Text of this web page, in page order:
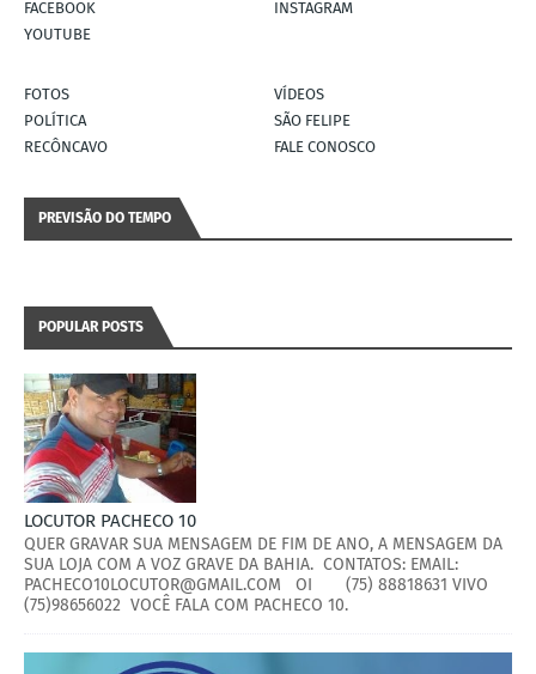
FACEBOOK
INSTAGRAM
YOUTUBE
FOTOS
VÍDEOS
POLÍTICA
SÃO FELIPE
RECÔNCAVO
FALE CONOSCO
PREVISÃO DO TEMPO
POPULAR POSTS
LOCUTOR PACHECO 10
QUER GRAVAR SUA MENSAGEM DE FIM DE ANO, A MENSAGEM DA
SUA LOJA COM A VOZ GRAVE DA BAHIA. CONTATOS: EMAIL:
PACHECO10LOCUTOR@GMAIL.COM OI (75) 88818631 VIVO
(75)98656022 VOCÊ FALA COM PACHECO 10.